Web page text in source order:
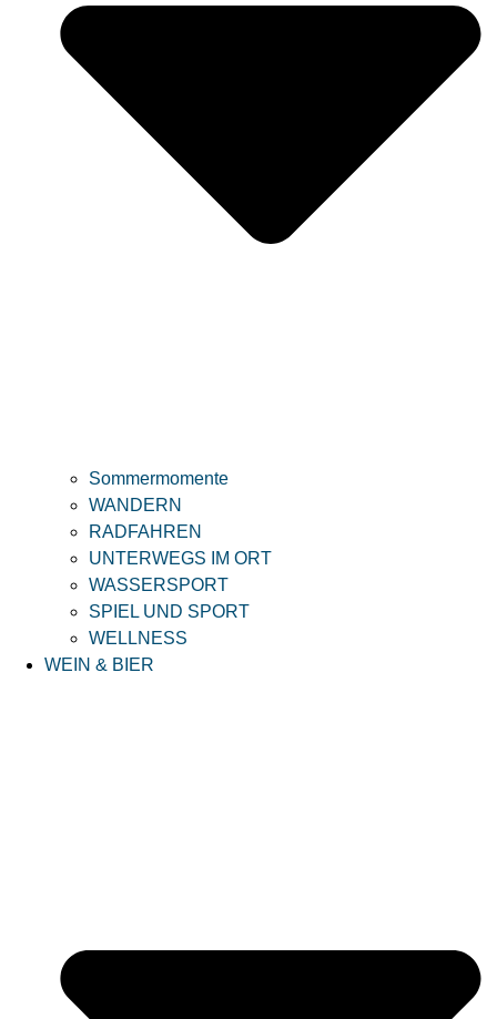
Sommermomente
WANDERN
RADFAHREN
UNTERWEGS IM ORT
WASSERSPORT
SPIEL UND SPORT
WELLNESS
WEIN & BIER